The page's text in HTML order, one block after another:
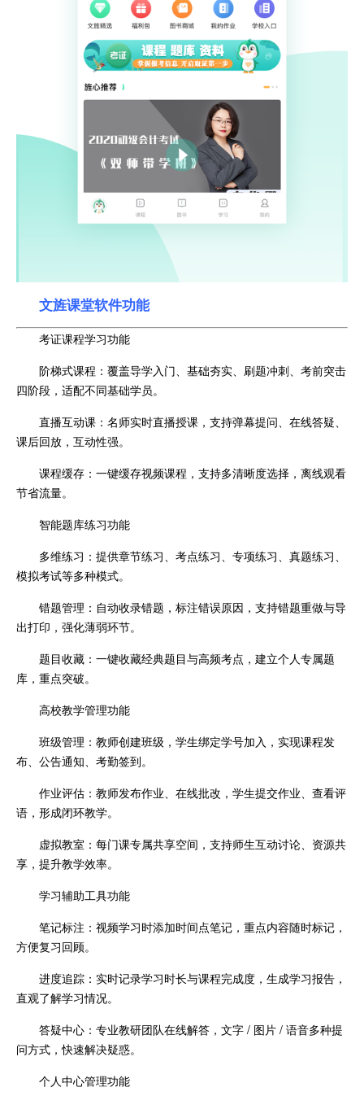
文旌课堂软件功能
考证课程学习功能
阶梯式课程：覆盖导学入门、基础夯实、刷题冲刺、考前突击
四阶段，适配不同基础学员。
直播互动课：名师实时直播授课，支持弹幕提问、在线答疑、
课后回放，互动性强。
课程缓存：一键缓存视频课程，支持多清晰度选择，离线观看
节省流量。
智能题库练习功能
多维练习：提供章节练习、考点练习、专项练习、真题练习、
模拟考试等多种模式。
错题管理：自动收录错题，标注错误原因，支持错题重做与导
出打印，强化薄弱环节。
题目收藏：一键收藏经典题目与高频考点，建立个人专属题
库，重点突破。
高校教学管理功能
班级管理：教师创建班级，学生绑定学号加入，实现课程发
布、公告通知、考勤签到。
作业评估：教师发布作业、在线批改，学生提交作业、查看评
语，形成闭环教学。
虚拟教室：每门课专属共享空间，支持师生互动讨论、资源共
享，提升教学效率。
学习辅助工具功能
笔记标注：视频学习时添加时间点笔记，重点内容随时标记，
方便复习回顾。
进度追踪：实时记录学习时长与课程完成度，生成学习报告，
直观了解学习情况。
答疑中心：专业教研团队在线解答，文字 / 图片 / 语音多种提
问方式，快速解决疑惑。
个人中心管理功能